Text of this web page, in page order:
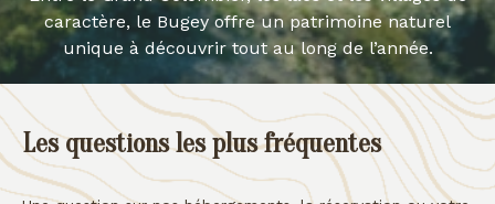
caractère, le Bugey offre un patrimoine naturel
unique à découvrir tout au long de l’année.
Les questions les plus fréquentes